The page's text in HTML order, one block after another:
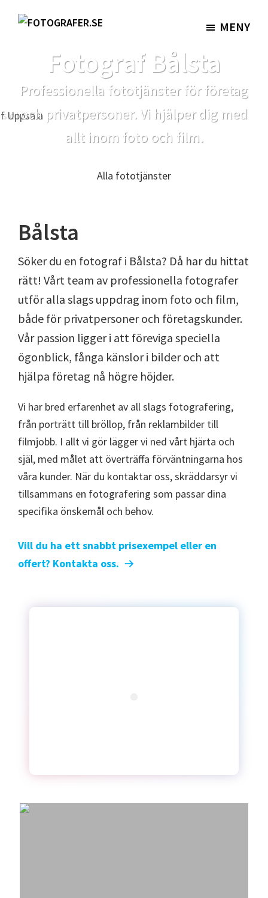
Fotografer.se MENY
Fotograf Bålsta
Professionella fototjänster för företag
och privatpersoner. Vi hjälper dig med
allt inom foto och film.
Alla fototjänster
Bålsta
Söker du en fotograf i Bålsta? Då har du hittat
rätt! Vårt team av professionella fotografer
utför alla slags uppdrag inom foto och film,
både för privatpersoner och företagskunder.
Vår passion ligger i att föreviga speciella
ögonblick, fånga känslor i bilder och att
hjälpa företag nå högre höjder.
Vi har bred erfarenhet av all slags fotografering,
från porträtt till bröllop, från reklambilder till
filmjobb. I allt vi gör lägger vi ned vårt hjärta och
själ, med målet att överträffa förväntningarna hos
våra kunder. När du kontaktar oss, skräddarsyr vi
tillsammans en fotografering som passar dina
specifika önskemål och behov.
Vill du ha ett snabbt prisexempel eller en
offert? Kontakta oss.